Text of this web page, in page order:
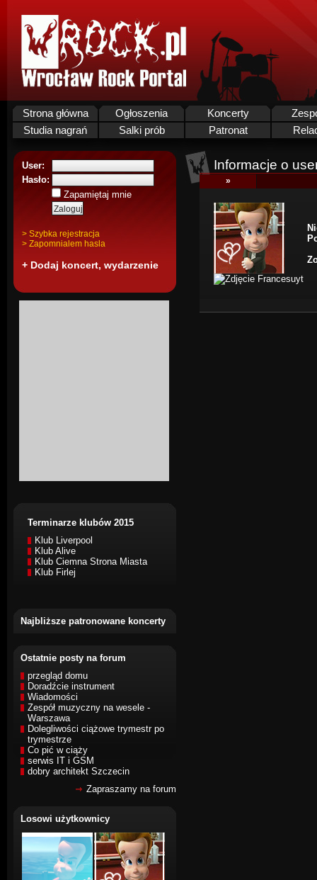
Strona główna Ogłoszenia Koncerty
Studia nagrań
Salki prób Patronat
User:
Hasło:
Zapamiętaj mnie
> Szybka rejestracja
> Zapomnialem hasla
+ Dodaj koncert, wydarzenie
Terminarze klubów 2015
Klub Liverpool
Klub Alive
Klub Ciemna Strona Miasta
Klub Firlej
Najbliższe patronowane koncerty
Ostatnie posty na forum
przegląd domu
Doradźcie instrument
Wiadomości
Zespół muzyczny na wesele -
Warszawa
Dolegliwości ciążowe trymestr po
trymestrze
Co pić w ciąży
serwis IT i GSM
dobry architekt Szczecin
Zapraszamy na forum
Losowi użytkownicy
Informacje o
»